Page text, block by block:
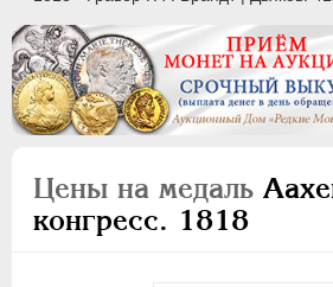
Цены на медаль
конгресс. 1818
ВСЕ
ПEТР I 1699-1725
ПЕТР II 1727-1729
АННА ИОАННОВНА 1730-1740